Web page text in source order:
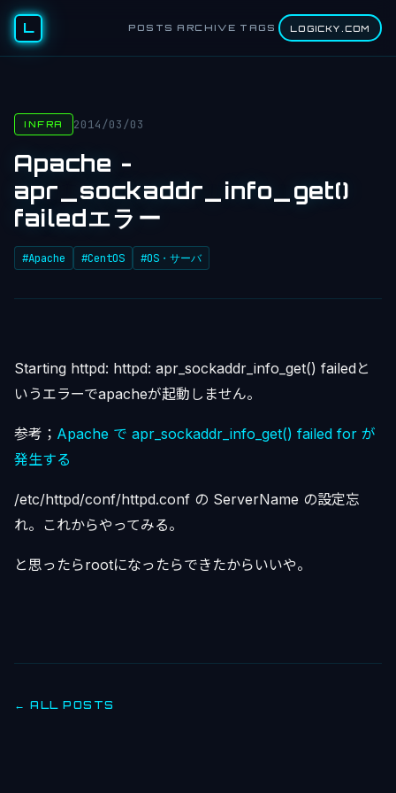
L POSTS ARCHIVE TAGS LOGICKY.COM
INFRA 2014/03/03
Apache -
apr_sockaddr_info_get()
failedエラー
#Apache #CentOS #OS・サーバ
Starting httpd: httpd: apr_sockaddr_info_get() failedと
いうエラーでapacheが起動しません。
参考； Apache で apr_sockaddr_info_get() failed for が
発生する
/etc/httpd/conf/httpd.conf の ServerName の設定忘
れ。これからやってみる。
と思ったらrootになったらできたからいいや。
← ALL POSTS